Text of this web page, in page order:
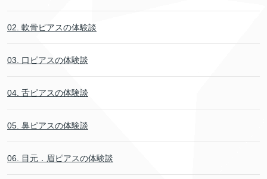
02. 軟骨ピアスの体験談
03. 口ピアスの体験談
04. 舌ピアスの体験談
05. 鼻ピアスの体験談
06. 目元．眉ピアスの体験談